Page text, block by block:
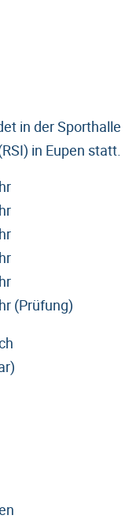
in der Sporthalle
in Eupen statt.
(Prüfung)